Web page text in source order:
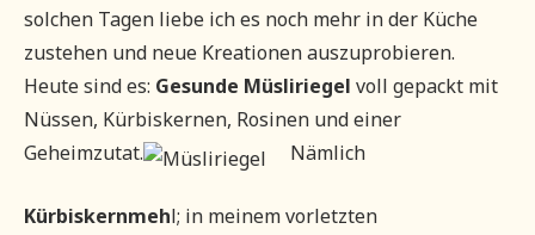
solchen Tagen liebe ich es noch mehr in der Küche
zustehen und neue Kreationen auszuprobieren.
Heute sind es: Gesunde Müsliriegel voll gepackt mit
Nüssen, Kürbiskernen, Rosinen und einer
Geheimzutat.
Nämlich
Kürbiskernmehl; in meinem vorletzten